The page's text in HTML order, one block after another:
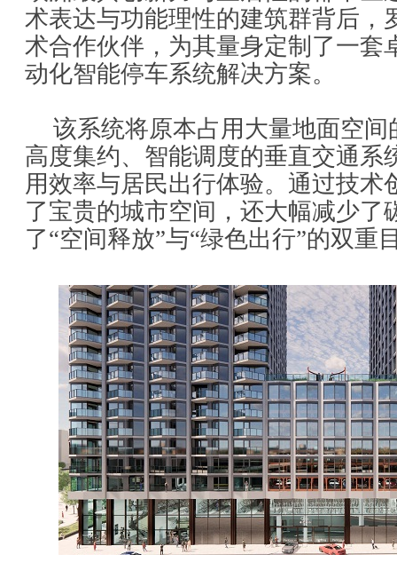
术表达与功能理性的建筑群背后，
术合作伙伴，为其量身定制了一套
动化智能停车系统解决方案。
该系统将原本占用大量地面空
高度集约、智能调度的垂直交通系
用效率与居民出行体验。通过技术
了宝贵的城市空间，还大幅减少了
了“空间释放”与“绿色出行”的双重